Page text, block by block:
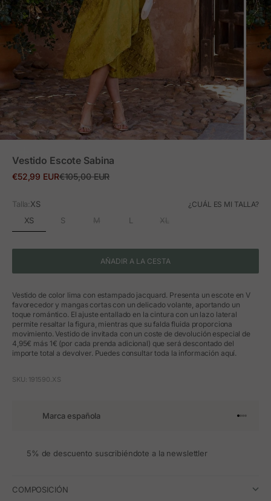
Vestido Escote Sabina
Precio de oferta
€52,99 EURPrecio normal
€105,00 EUR
Talla:XS ¿CUÁL ES MI TALLA?
XS S M L XL
AÑADIR A LA CESTA
Vestido de color lima con estampado jacquard. Presenta un escote en V
favorecedor y mangas cortas con un delicado volante, aportando un
toque romántico. El ajuste entallado en la cintura con un lazo lateral
permite resaltar la figura, mientras que su falda fluida proporciona
movimiento. Vestido de invitada con un coste de devolución especial de
4,95€ más 1€ (por cada prenda adicional) que será descontado del
importe total a devolver. Puedes consultar toda la información aquí.
SKU: 191590.XS
Marca española Ir al
Ir al
Ir al
Ir al
5% de descuento suscribiéndote a la newslettler
COMPOSICIÓN